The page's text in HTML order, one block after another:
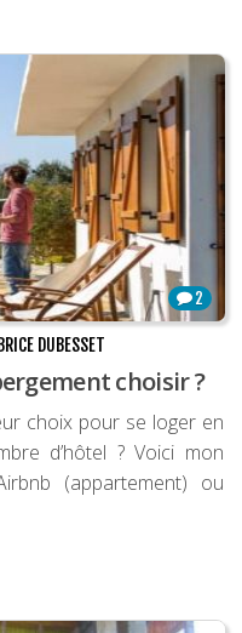
2
DUBESSET
choisir ?
choix pour se loger en
d’hôtel ? Voici mon
(appartement) ou